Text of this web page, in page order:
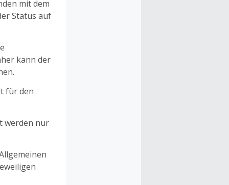
mit dem
Status auf
kann der
für den
werden nur